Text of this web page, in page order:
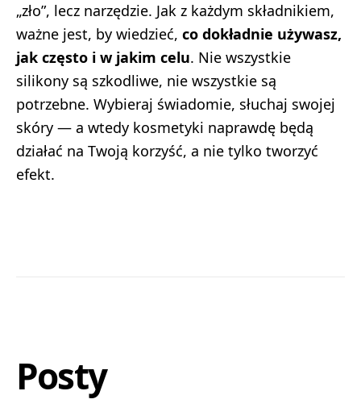
„zło”, lecz narzędzie. Jak z każdym składnikiem,
ważne jest, by wiedzieć, co dokładnie używasz,
jak często i w jakim celu. Nie wszystkie
silikony są szkodliwe, nie wszystkie są
potrzebne. Wybieraj świadomie, słuchaj swojej
skóry — a wtedy kosmetyki naprawdę będą
działać na Twoją korzyść, a nie tylko tworzyć
efekt.
Posty